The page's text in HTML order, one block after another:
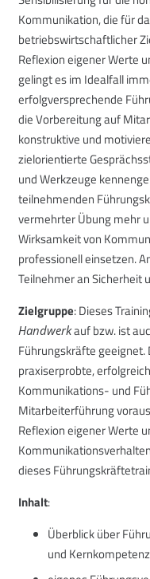
Kommunikation, die für
betriebswirtschaftlicher
Reflexion eigener Werte
gelingt es im Idealfall
erfolgversprechende
die Vorbereitung auf
konstruktive und
zielorientierte
und Werkzeuge
teilnehmenden
vermehrter Übung mehr
Wirksamkeit von
professionell einsetzen.
Teilnehmer an Sicherheit
Zielgruppe: Dieses
Handwerkauf bzw. ist
Führungskräfte
praxiserprobte,
Kommunikations- und
Mitarbeiterführung
Reflexion eigener Werte
dieses
Inhalt:
Überblick über
und